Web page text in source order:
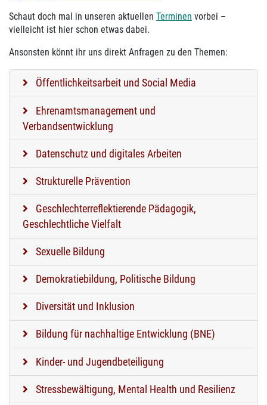
Schaut doch mal in unseren aktuellen Terminen vorbei –
vielleicht ist hier schon etwas dabei.
Ansonsten könnt ihr uns direkt Anfragen zu den Themen:
Öffentlichkeitsarbeit und Social Media
Ehrenamtsmanagement und
Verbandsentwicklung
Datenschutz und digitales Arbeiten
Strukturelle Prävention
Geschlechterreflektierende Pädagogik,
Geschlechtliche Vielfalt
Sexuelle Bildung
Demokratiebildung, Politische Bildung
Diversität und Inklusion
Bildung für nachhaltige Entwicklung (BNE)
Kinder- und Jugendbeteiligung
Stressbewältigung, Mental Health und Resilienz